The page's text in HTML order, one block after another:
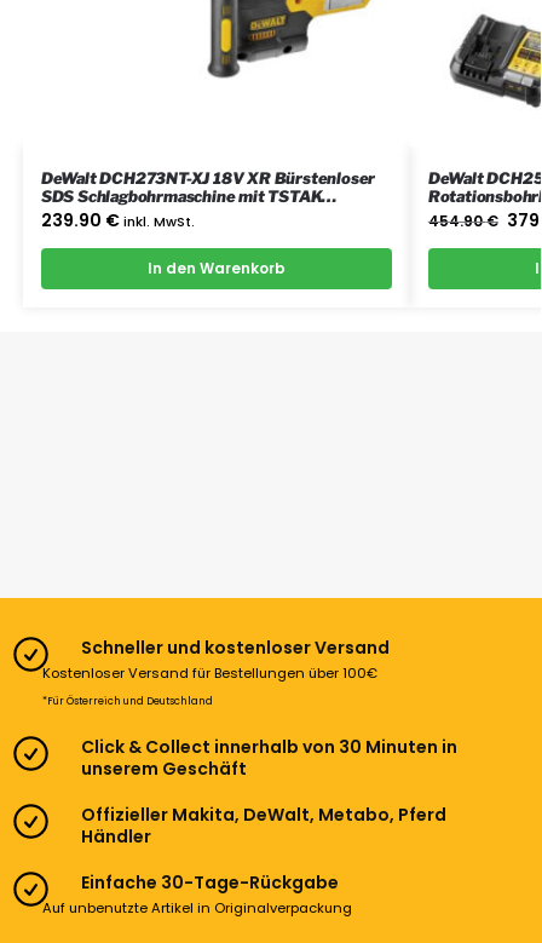
DeWalt DCH273NT-XJ 18V XR Bürstenloser
SDS Schlagbohrmaschine mit TSTAK
Werkzeugkoffer
239.90 € inkl. MwSt.
In den Warenkorb
DeWalt
Ladegerät
454.90€
Schneller und kostenloser Versand
Kostenloser Versand für Bestellungen über 100€
*Für Österreich und Deutschland
Click & Collect innerhalb von 30 Minuten in
unserem Geschäft
Offizieller Makita, DeWalt, Metabo, Pferd
Händler
Einfache 30-Tage-Rückgabe
Auf unbenutzte Artikel in Originalverpackung